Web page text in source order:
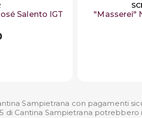
Salento IGT
"Masserei"
Sampietrana con pagamenti
di Cantina Sampietrana